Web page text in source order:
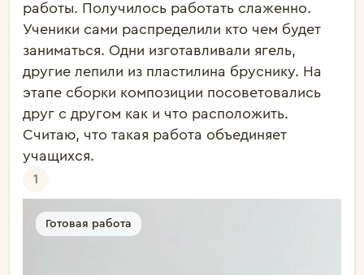
работы. Получилось работать слаженно.
Ученики сами распределили кто чем будет
заниматься. Одни изготавливали ягель,
другие лепили из пластилина бруснику. На
этапе сборки композиции посоветовались
друг с другом как и что расположить.
Считаю, что такая работа объединяет
учащихся.
1
Готовая работа